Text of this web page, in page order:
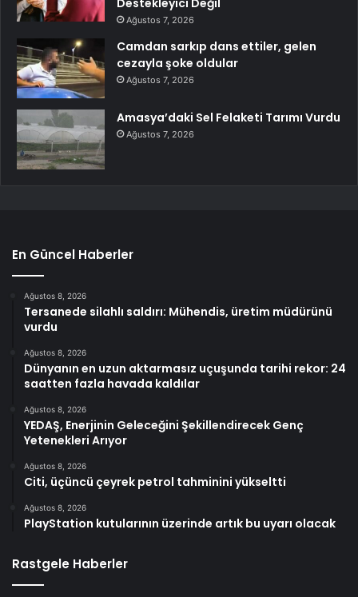
Ağustos 7, 2026
Camdan sarkıp dans ettiler, gelen
cezayla şoke oldular
Ağustos 7, 2026
Amasya’daki Sel Felaketi Tarımı Vurdu
Ağustos 7, 2026
En Güncel Haberler
Ağustos 8, 2026
Tersanede silahlı saldırı: Mühendis, üretim müdürünü
vurdu
Ağustos 8, 2026
Dünyanın en uzun aktarmasız uçuşunda tarihi rekor: 24
saatten fazla havada kaldılar
Ağustos 8, 2026
YEDAŞ, Enerjinin Geleceğini Şekillendirecek Genç
Yetenekleri Arıyor
Ağustos 8, 2026
Citi, üçüncü çeyrek petrol tahminini yükseltti
Ağustos 8, 2026
PlayStation kutularının üzerinde artık bu uyarı olacak
Rastgele Haberler